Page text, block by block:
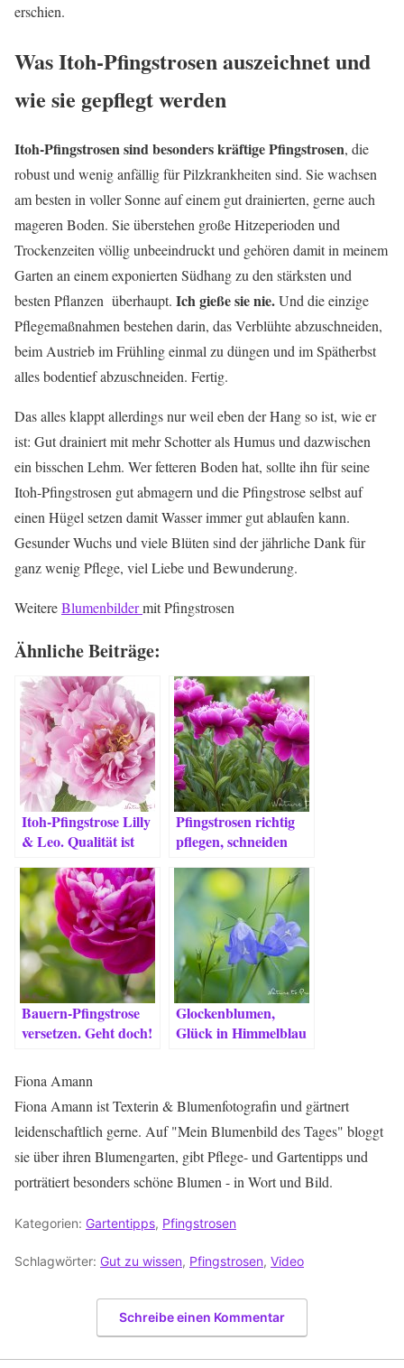
erschien.
Was Itoh-Pfingstrosen auszeichnet und
wie sie gepflegt werden
Itoh-Pfingstrosen sind besonders kräftige Pfingstrosen, die
robust und wenig anfällig für Pilzkrankheiten sind. Sie wachsen
am besten in voller Sonne auf einem gut drainierten, gerne auch
mageren Boden. Sie überstehen große Hitzeperioden und
Trockenzeiten völlig unbeeindruckt und gehören damit in meinem
Garten an einem exponierten Südhang zu den stärksten und
besten Pflanzen überhaupt. Ich gieße sie nie.Und die einzige
Pflegemaßnahmen bestehen darin, das Verblühte abzuschneiden,
beim Austrieb im Frühling einmal zu düngen und im Spätherbst
alles bodentief abzuschneiden. Fertig.
Das alles klappt allerdings nur weil eben der Hang so ist, wie er
ist: Gut drainiert mit mehr Schotter als Humus und dazwischen
ein bisschen Lehm. Wer fetteren Boden hat, sollte ihn für seine
Itoh-Pfingstrosen gut abmagern und die Pfingstrose selbst auf
einen Hügel setzen damit Wasser immer gut ablaufen kann.
Gesunder Wuchs und viele Blüten sind der jährliche Dank für
ganz wenig Pflege, viel Liebe und Bewunderung.
WeitereBlumenbildermit Pfingstrosen
Ähnliche Beiträge:
Itoh-Pfingstrose Lilly
& Leo. Qualität ist
Pflanzen.
Pfingstrosen richtig
pflegen, schneiden
Bauern-Pfingstrose
versetzen. Geht doch!
Glockenblumen,
Glück in Himmelblau
Fiona Amann
Fiona Amann ist Texterin & Blumenfotografin und gärtnert
leidenschaftlich gerne. Auf "Mein Blumenbild des Tages" bloggt
sie über ihren Blumengarten, gibt Pflege- und Gartentipps und
porträtiert besonders schöne Blumen - in Wort und Bild.
Kategorien: Gartentipps, Pfingstrosen
Schlagwörter: Gut zu wissen, Pfingstrosen, Video
Schreibe einen Kommentar